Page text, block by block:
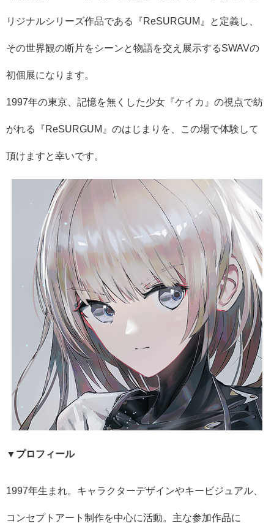
リジナルシリーズ作品である『ReSURGUM』と定義し、
その世界観の断片をシーンと物語を交え展示するSWAVの
初個展になります。
1997年の東京、記憶を無くした少女『ケイカ』 の視点で紡
がれる『ReSURGUM』のはじまりを、 この場で体験して
頂けますと幸いです。
▼プロフィール
1997年生まれ。キャラクターデザインやキービジュアル、
コンセプトアート制作を中心に活動。主な参加作品に